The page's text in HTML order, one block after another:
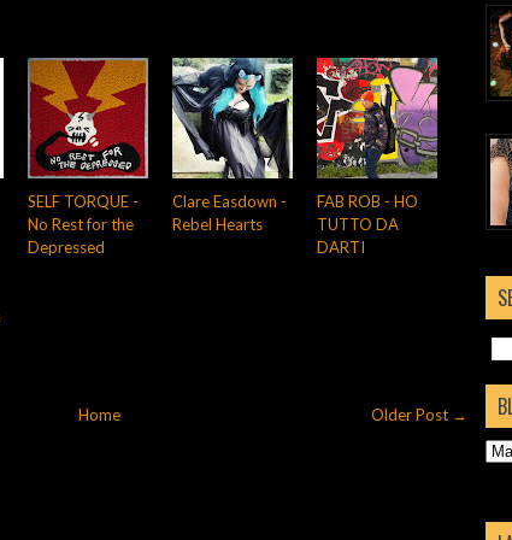
SELF TORQUE -
No Rest for the
Depressed
Clare Easdown -
Rebel Hearts
FAB ROB - HO
TUTTO DA
DARTI
Older Post →
Home